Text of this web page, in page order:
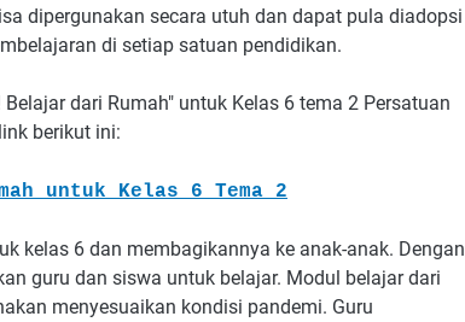
dipergunakan secara utuh dan dapat pula diadopsi
di setiap satuan pendidikan.
dari Rumah" untuk Kelas 6 tema 2 Persatuan
berikut ini:
untuk Kelas 6 Tema 2
kelas 6 dan membagikannya ke anak-anak. Dengan
guru dan siswa untuk belajar. Modul belajar dari
menyesuaikan kondisi pandemi. Guru